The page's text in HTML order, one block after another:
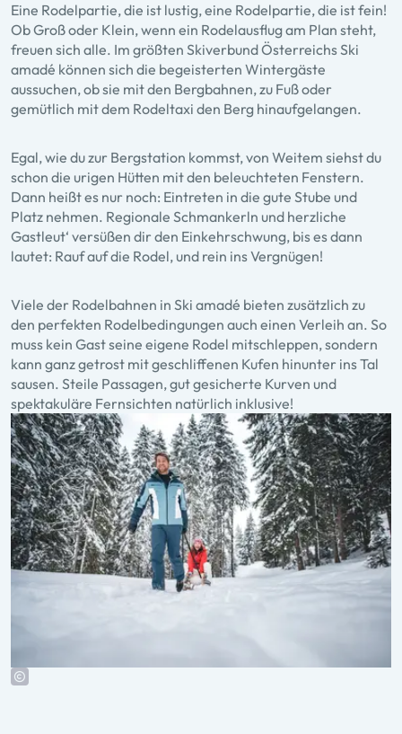
Eine Rodelpartie, die ist lustig, eine Rodelpartie, die ist fein!
Ob Groß oder Klein, wenn ein Rodelausflug am Plan steht,
freuen sich alle. Im größten Skiverbund Österreichs Ski
amadé können sich die begeisterten Wintergäste
aussuchen, ob sie mit den Bergbahnen, zu Fuß oder
gemütlich mit dem Rodeltaxi den Berg hinaufgelangen.
Egal, wie du zur Bergstation kommst, von Weitem siehst du
schon die urigen Hütten mit den beleuchteten Fenstern.
Dann heißt es nur noch: Eintreten in die gute Stube und
Platz nehmen. Regionale Schmankerln und herzliche
Gastleut‘ versüßen dir den Einkehrschwung, bis es dann
lautet: Rauf auf die Rodel, und rein ins Vergnügen!
Viele der Rodelbahnen in Ski amadé bieten zusätzlich zu
den perfekten Rodelbedingungen auch einen Verleih an. So
muss kein Gast seine eigene Rodel mitschleppen, sondern
kann ganz getrost mit geschliffenen Kufen hinunter ins Tal
sausen. Steile Passagen, gut gesicherte Kurven und
spektakuläre Fernsichten natürlich inklusive!